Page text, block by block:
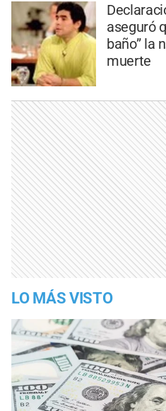
aseguró
baño” la
muerte
LO MÁS VISTO